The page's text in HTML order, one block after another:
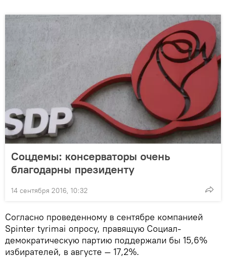
Соцдемы: консерваторы очень
благодарны президенту
14 сентября 2016, 10:32
Согласно проведенному в сентябре компанией
Spinter tyrimai опросу, правящую Социал-
демократическую партию поддержали бы 15,6%
избирателей, в августе — 17,2%.